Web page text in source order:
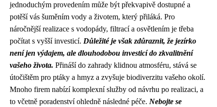
jednoduchým provedením může být překvapivě dostupné a
potěší vás šuměním vody a životem, který přiláká. Pro
náročnější realizace s vodopády, filtrací a osvětlením je třeba
počítat s vyšší investicí. Důležité je však zdůraznit, že jezírko
není jen výdajem, ale dlouhodobou investicí do zkvalitnění
vašeho života. Přináší do zahrady klidnou atmosféru, stává se
útočištěm pro ptáky a hmyz a zvyšuje biodiverzitu vašeho okolí.
Mnoho firem nabízí komplexní služby od návrhu po realizaci, a
to včetně poradenství ohledně následné péče. Nebojte se